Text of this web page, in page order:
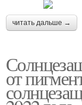
читать дальше →
от